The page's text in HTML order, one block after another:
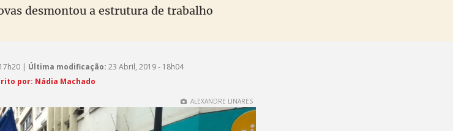
desmontou a estrutura de trabalho
| Última modificação: 23 Abril, 2019 - 18h04
por: Nádia Machado
ALEXANDRE LINARES